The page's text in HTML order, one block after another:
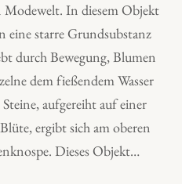
Modewelt. In diesem Objekt
eine starre Grundsubstanz
durch Bewegung, Blumen
dem fießendem Wasser
aufgereiht auf einer
ergibt sich am oberen
Dieses Objekt…